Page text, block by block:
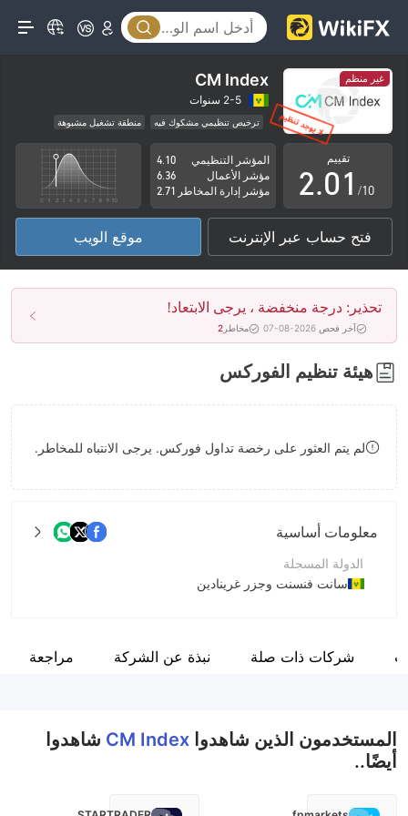
غير منظم CM Index
2-5 سنوات
ترخيص تنظيمي مشكوك فيه
منطقة تشغيل مشبوهة
مخاطر عالية
تقييم
0
1
2
3
4
5
6
7
8
9
.0
1
2
3
4
5
6
7
0
1
2
3
4
5
6
7
8
/10
المؤشر التنظيمي
4.10
مؤشر الأعمال
6.36
مؤشر إدارة المخاطر 2.71
فتح حساب عبر الإنترنت موقع الويب
تحذير: درجة منخفضة ، يرجى الابتعاد!
آخر فحص 2026-08-07 مخاطر 2
هيئة تنظيم الفوركس
لم يتم العثور على رخصة تداول فوركس. يرجى الانتباه للمخاطر.
معلومات أساسية
الدولة المسجلة
سانت فنسنت وجزر غرينادين
اسم الشركة
شركات ذات صلة نبذة عن الشركة مراجعة
المستخدمون الذين شاهدوا CM Index شاهدوا
أيضًا..